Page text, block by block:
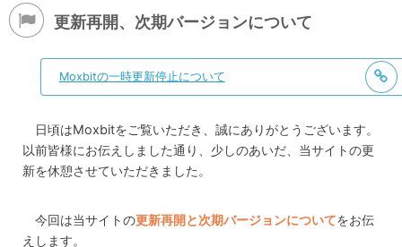
更新再開、次期バージョンについて
Moxbitの一時更新停止について
日頃はMoxbitをご覧いただき、誠にありがとうございます。
以前皆様にお伝えしました通り、少しのあいだ、当サイトの更
新を休憩させていただきました。
今回は当サイトの更新再開と次期バージョンについてをお伝
えします。